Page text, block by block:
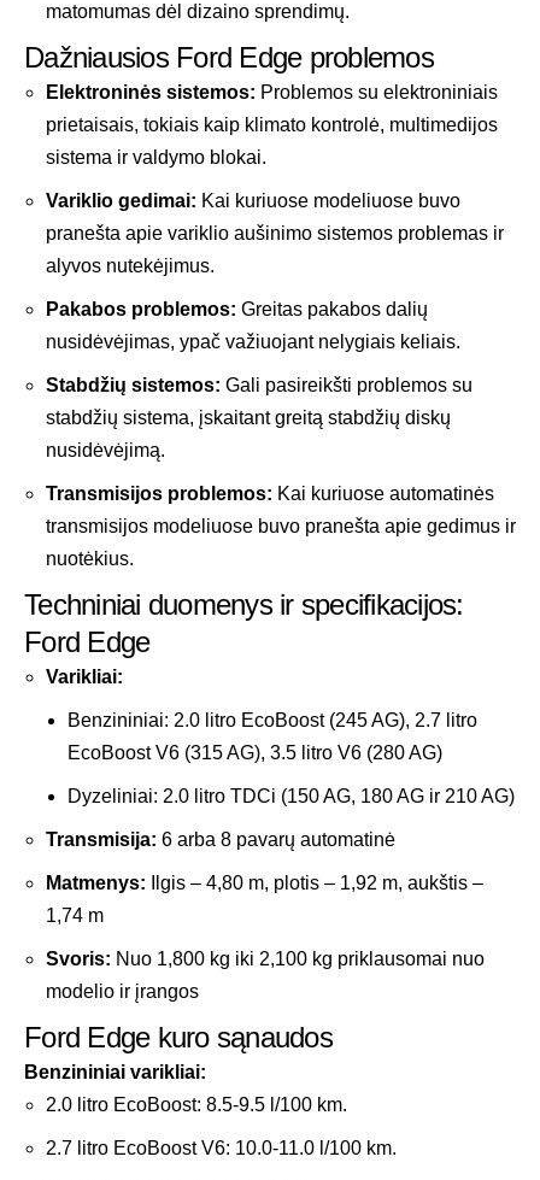
matomumas dėl dizaino sprendimų.
Dažniausios Ford Edge problemos
Elektroninės sistemos: Problemos su elektroniniais
prietaisais, tokiais kaip klimato kontrolė, multimedijos
sistema ir valdymo blokai.
Variklio gedimai: Kai kuriuose modeliuose buvo
pranešta apie variklio aušinimo sistemos problemas ir
alyvos nutekėjimus.
Pakabos problemos: Greitas pakabos dalių
nusidėvėjimas, ypač važiuojant nelygiais keliais.
Stabdžių sistemos: Gali pasireikšti problemos su
stabdžių sistema, įskaitant greitą stabdžių diskų
nusidėvėjimą.
Transmisijos problemos: Kai kuriuose automatinės
transmisijos modeliuose buvo pranešta apie gedimus ir
nuotėkius.
Techniniai duomenys ir specifikacijos:
Ford Edge
Varikliai:
Benzininiai: 2.0 litro EcoBoost (245 AG), 2.7 litro
EcoBoost V6 (315 AG), 3.5 litro V6 (280 AG)
Dyzeliniai: 2.0 litro TDCi (150 AG, 180 AG ir 210 AG)
Transmisija: 6 arba 8 pavarų automatinė
Matmenys: Ilgis – 4,80 m, plotis – 1,92 m, aukštis –
1,74 m
Svoris: Nuo 1,800 kg iki 2,100 kg priklausomai nuo
modelio ir įrangos
Ford Edge kuro sąnaudos
Benzininiai varikliai:
2.0 litro EcoBoost: 8.5-9.5 l/100 km.
2.7 litro EcoBoost V6: 10.0-11.0 l/100 km.